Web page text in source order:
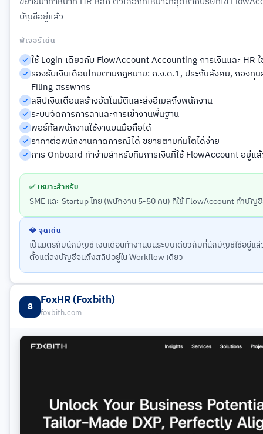
บัญชีอยู่แล้ว
ฟีเจอร์เด่น
ใช้ Login เดียวกับ FlowAccount Accounting การเงินและ HR
รองรับเงินเดือนไทยตามกฎหมาย: ภ.ง.ด.1, ประกันสังคม, กองทุ
Filing สรรพากร
สลิปเงินเดือนสร้างอัตโนมัติและส่งอีเมลถึงพนักงาน
ระบบจัดการการลาและการเข้างานพื้นฐาน
พอร์ทัลพนักงานใช้งานบนมือถือได้
ราคาต่อพนักงานคาดการณ์ได้ ขยายตามทีมโตได้ง่าย
การ Onboard ทำง่ายสำหรับทีมการเงินที่ใช้ FlowAccount อยู่แ
✅ เหมาะสำหรับ
SME และ Startup ไทย (พนักงาน 5-50 คน) ที่ใช้ FlowAccount ทำบัญ
💎 จุดเด่น
เป็นมิตรกับนักบัญชี เงินเดือนทำงานบนระบบเดียวกับที่นักบัญชีใช้อยู่แล้
ตั้งแต่ลงบัญชีจนถึงสลิปอยู่ใน Workflow เดียว
8 FoxHR (Foxbith)
foxbith.com